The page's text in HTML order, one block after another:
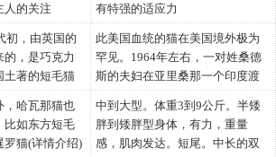
人的关注 有特强的适应力
初，由英国的
的，是巧克力
土著的短毛猫
体毛、胡须、
与古巴著名的
一样，因而取
为雪茄烟色
此美国血统的猫在美国境外极为
罕见。1964年左右，一对姓桑德
斯的夫妇在亚里桑那一个印度渡
假村渡假，他们发现了一只外观
野性，短毛而尾上翘的幼猫。他
们于是收养了这只猫，并为它取
名YODIE◇来这只猫和一只叫
，哈瓦那猫也
比如东方短毛
罗猫(详情介绍)
中到大型。体重3到9公斤。半矮
胖到矮胖型身体，有力，重量
感，肌肉发达。短尾。中长的双